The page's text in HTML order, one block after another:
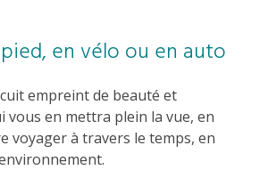
en vélo ou en auto
empreint de beauté et
vous en mettra plein la vue, en
voyager à travers le temps, en